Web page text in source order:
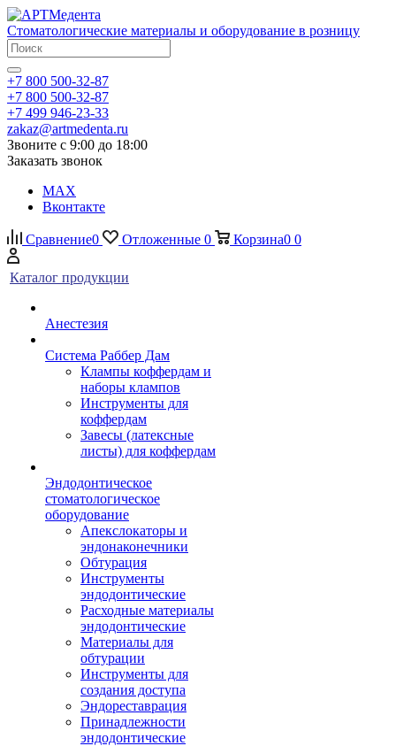
Стоматологические материалы и оборудование в розницу
+7 800 500-32-87
+7 800 500-32-87
+7 499 946-23-33
zakaz@artmedenta.ru
Звоните с 9:00 до 18:00
Заказать звонок
MAX
Вконтакте
Сравнение0 Отложенные 0 Корзина0 0
Каталог продукции
Анестезия
Система Раббер Дам
Клампы коффердам и
наборы клампов
Инструменты для
коффердам
Завесы (латексные
листы) для коффердам
Эндодонтическое
стоматологическое
оборудование
Апекслокаторы и
эндонаконечники
Обтурация
Инструменты
эндодонтические
Расходные материалы
эндодонтические
Материалы для
обтурации
Инструменты для
создания доступа
Эндореставрация
Принадлежности
эндодонтические